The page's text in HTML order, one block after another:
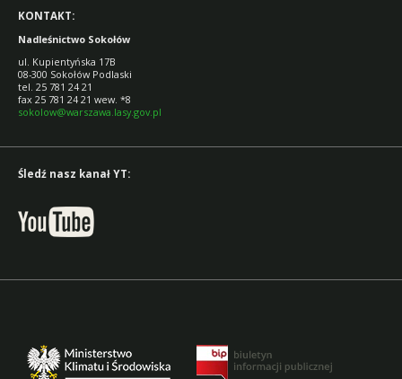
KONTAKT:
Nadleśnictwo Sokołów
ul. Kupientyńska 17B
08-300 Sokołów Podlaski
tel. 25 781 24 21
fax 25 781 24 21 wew. *8
sokolow@warszawa.lasy.gov.pl
Śledź nasz kanał YT: